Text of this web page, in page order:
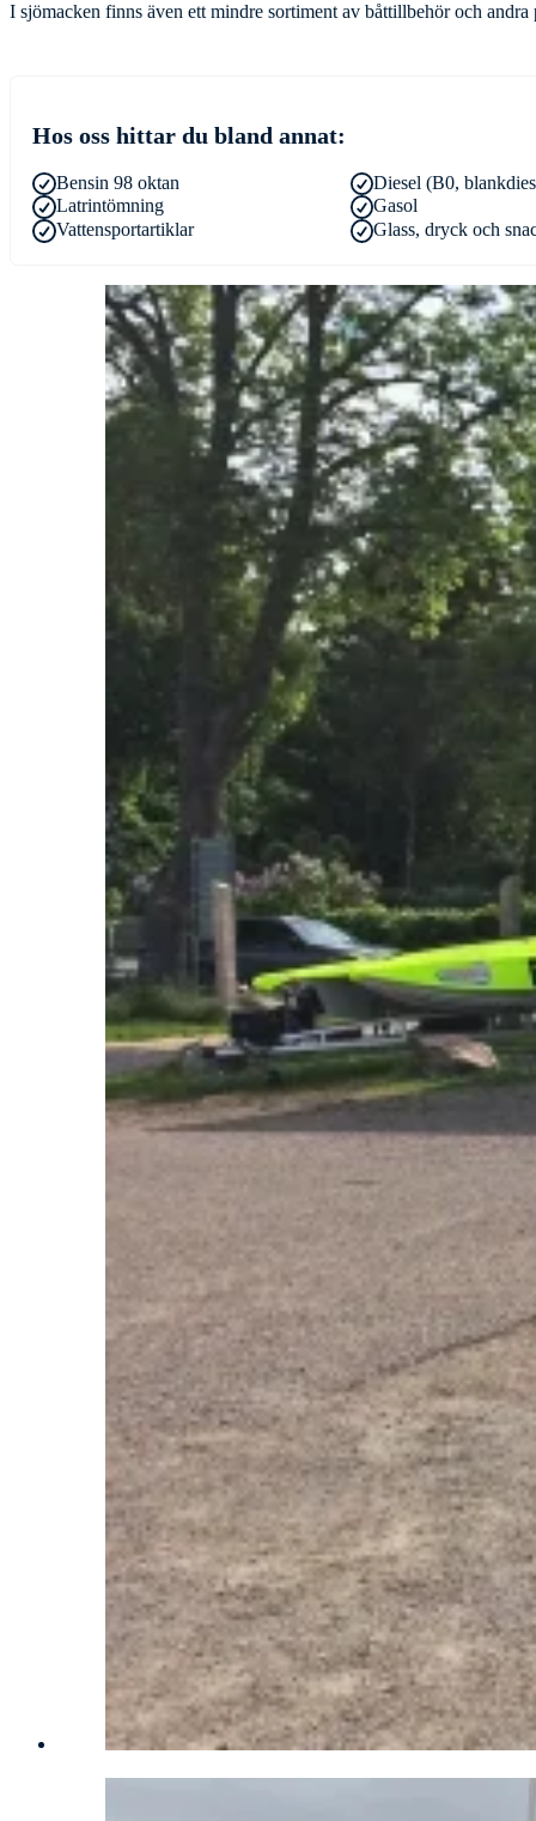
I sjömacken finns även ett mindre sortiment av båttillbehör och
Hos oss hittar du bland annat:
Bensin 98 oktan
Diesel (B0,
Latrintömning
Gasol
Vattensportartiklar
Glass, dryck och